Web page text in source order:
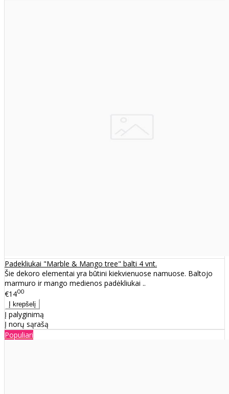
Padekliukai "Marble & Mango tree" balti 4 vnt.
Šie dekoro elementai yra būtini kiekvienuose namuose. Baltojo
marmuro ir mango medienos padėkliukai ..
€1400
Į palyginimą
Į norų sąrašą
Populiari